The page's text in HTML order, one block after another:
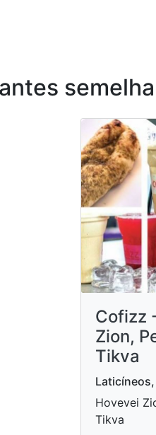
Cofizz
Zion,
Tikva
Hovevei
Tikva